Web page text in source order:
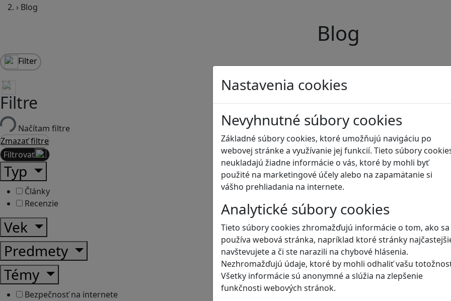
Nastavenia cookies
Nevyhnutné súbory cookies
Základné súbory cookies, ktoré umožňujú navigáciu po
webovej stránke a využívanie jej funkcií. Tieto súbory
neukladajú žiadne informácie o vás, ktoré by mohli byť
použité na marketingové účely alebo na zapamätanie si
vášho prehliadania na internete.
Analytické súbory cookies
Tieto súbory cookies zhromažďujú informácie o tom, ako sa
používa webová stránka, napríklad ktoré stránky
navštevujete a či ste narazili na chybové hlásenia.
Nezhromažďujú údaje, ktoré by mohli odhaliť vašu
Všetky informácie sú anonymné a slúžia na zlepšenie
funkčnosti webových stránok.
› Blog
Blog
Filter
Filtre
Načítam filtre
Zmazať filtre
Filtrovať
Typ
Články
Recenzie
Vek
Predmety
Témy
Bezpečnosť na internete